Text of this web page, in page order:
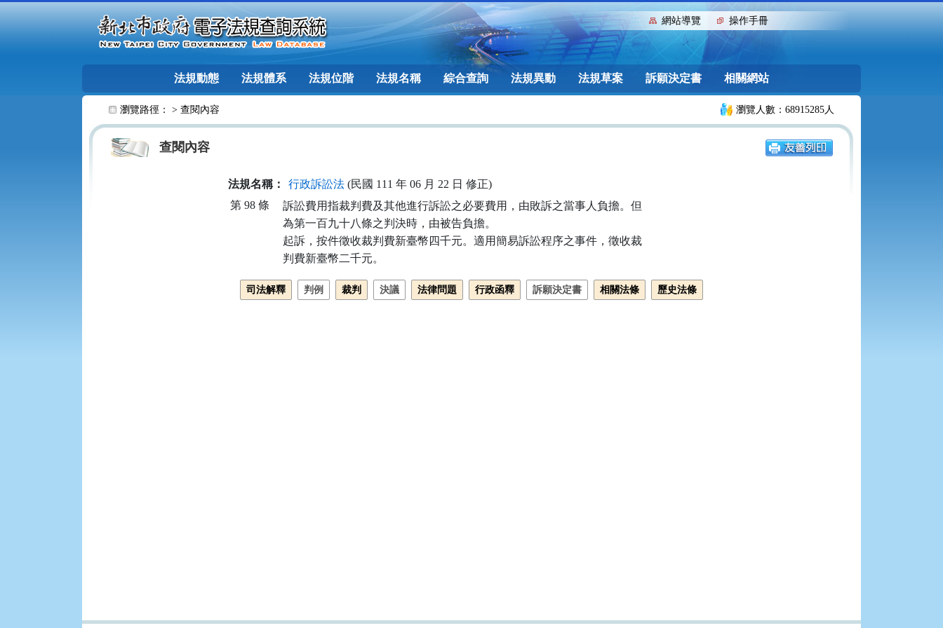
::: 網站導覽 操作手冊
法規動態 法規體系 法規位階 法規名稱 綜合查詢 法規異動 法規草案 訴願決定書 相關網站
瀏覽路徑： > 查閱內容 瀏覽人數：68915285人
查閱內容
法規名稱： 行政訴訟法(民國 111 年 06 月 22 日 修正)
第 98 條
訴訟費用指裁判費及其他進行訴訟之必要費用，由敗訴之當事人負擔。但
為第一百九十八條之判決時，由被告負擔。
起訴，按件徵收裁判費新臺幣四千元。適用簡易訴訟程序之事件，徵收裁
判費新臺幣二千元。
司法解釋 判例 裁判 決議 法律問題 行政函釋 訴願決定書 相關法條 歷史法條